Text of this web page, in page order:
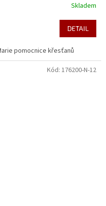
Skladem
DETAIL
pomocnice křesťanů
Kód: 176200-N-12